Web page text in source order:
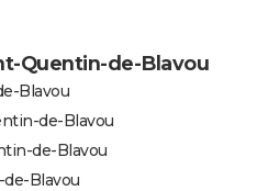
Quentin-de-Blavou
Blavou
de-Blavou
de-Blavou
Blavou